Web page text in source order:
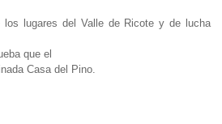
lugares del Valle de Ricote y de lucha
que el
Casa del Pino.